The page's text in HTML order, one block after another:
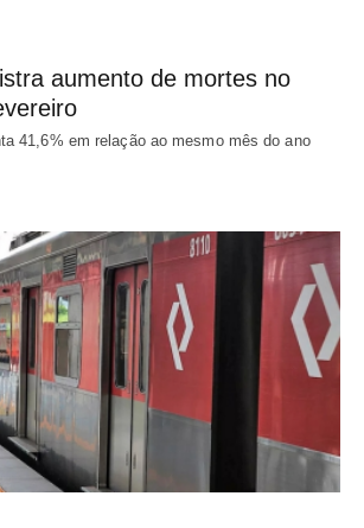
aumento de mortes no
41,6% em relação ao mesmo mês do ano